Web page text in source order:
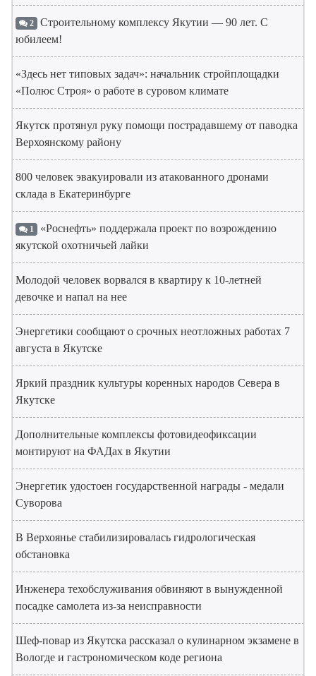
2 Строительному комплексу Якутии — 90 лет. С
юбилеем!
«Здесь нет типовых задач»: начальник стройплощадки
«Полюс Строя» о работе в суровом климате
Якутск протянул руку помощи пострадавшему от паводка
Верхоянскому району
800 человек эвакуировали из атакованного дронами
склада в Екатеринбурге
1 «Роснефть» поддержала проект по возрождению
якутской охотничьей лайки
Молодой человек ворвался в квартиру к 10-летней
девочке и напал на нее
Энергетики сообщают о срочных неотложных работах 7
августа в Якутске
Яркий праздник культуры коренных народов Севера в
Якутске
Дополнительные комплексы фотовидеофиксации
монтируют на ФАДах в Якутии
Энергетик удостоен государственной награды - медали
Суворова
В Верхоянье стабилизировалась гидрологическая
обстановка
Инженера техобслуживания обвиняют в вынужденной
посадке самолета из-за неисправности
Шеф-повар из Якутска рассказал о кулинарном экзамене в
Вологде и гастрономическом коде региона